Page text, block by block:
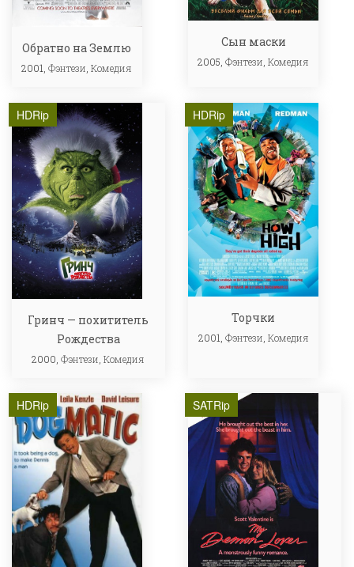
Обратно на Землю
2001,Фэнтези ,Комедия
Сын маски
2005,Фэнтези,Комедия
HDRip
Гринч — похититель
Рождества
2000,Фэнтези ,Комедия
HDRip
Торчки
2001, Фэнтези Комедия
HDRip SATRip